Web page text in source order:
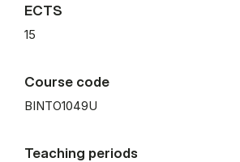
ECTS
15
Course code
BINTO1049U
Teaching periods